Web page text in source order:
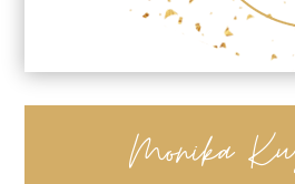
Monika